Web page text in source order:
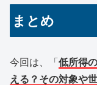
まとめ
今回は、「 低所得
える？その対象や